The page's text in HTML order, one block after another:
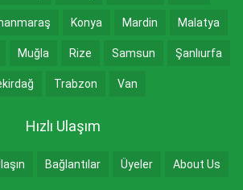
Konya Mardin Malatya
Muğla Rize Samsun Şanlıurfa
Trabzon Van
Hızlı Ulaşım
Bağlantılar Üyeler About Us